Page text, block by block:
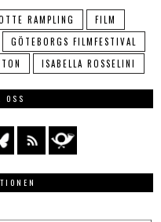
RAMPLING
FILM
GÖTEBORGS FILMFESTIVAL
ISABELLA ROSSELINI
OSS